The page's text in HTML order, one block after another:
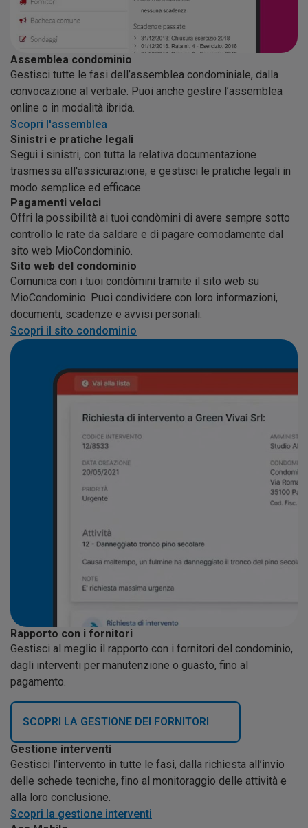
Assemblea condominio
Gestisci tutte le fasi dell’assemblea condominiale, dalla
convocazione al verbale. Puoi anche gestire l’assemblea
online o in modalità ibrida.
Scopri l'assemblea
Sinistri e pratiche legali
Segui i sinistri, con tutta la relativa documentazione
trasmessa all'assicurazione, e gestisci le pratiche legali in
modo semplice ed efficace.
Pagamenti veloci
Offri la possibilità ai tuoi condòmini di avere sempre sotto
controllo le rate da saldare e di pagare comodamente dal
sito web MioCondominio.
Sito web del condominio
Comunica con i tuoi condòmini tramite il sito web su
MioCondominio. Puoi condividere con loro informazioni,
documenti, scadenze e avvisi personali.
Scopri il sito condominio
Rapporto con i fornitori
Gestisci al meglio il rapporto con i fornitori del condominio,
dagli interventi per manutenzione o guasto, fino al
pagamento.
SCOPRI LA GESTIONE DEI FORNITORI
Gestione interventi
Gestisci l’intervento in tutte le fasi, dalla richiesta all’invio
delle schede tecniche, fino al monitoraggio delle attività e
alla loro conclusione.
Scopri la gestione interventi